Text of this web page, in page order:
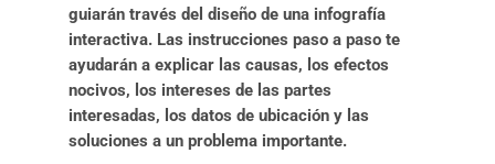
guiarán través del diseño de una infografía
interactiva. Las instrucciones paso a paso te
ayudarán a explicar las causas, los efectos
nocivos, los intereses de las partes
interesadas, los datos de ubicación y las
soluciones a un problema importante.